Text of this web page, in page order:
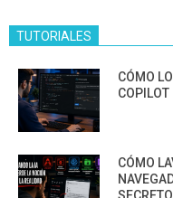
TUTORIALES
CÓMO
COPILOT
CÓMO